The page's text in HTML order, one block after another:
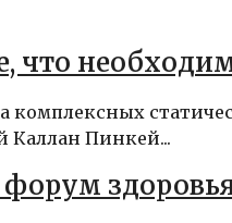
что
комплексных
Каллан Пинкей...
здоровья,